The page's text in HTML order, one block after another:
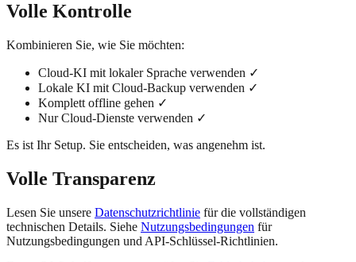
Volle Kontrolle
Kombinieren Sie, wie Sie möchten:
Cloud-KI mit lokaler Sprache verwenden ✓
Lokale KI mit Cloud-Backup verwenden ✓
Komplett offline gehen ✓
Nur Cloud-Dienste verwenden ✓
Es ist Ihr Setup. Sie entscheiden, was angenehm ist.
Volle Transparenz
Lesen Sie unsere Datenschutzrichtlinie für die vollständigen
technischen Details. Siehe Nutzungsbedingungen für
Nutzungsbedingungen und API-Schlüssel-Richtlinien.